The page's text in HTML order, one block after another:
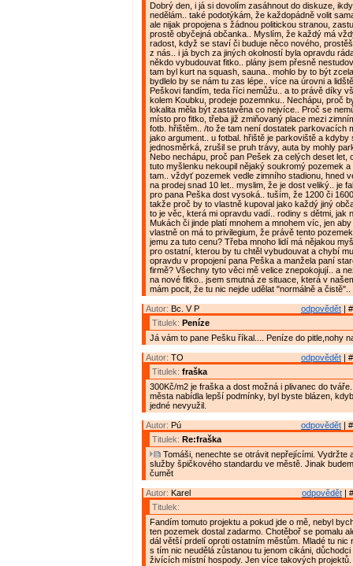
Dobrý den, i já si dovolím zasáhnout do diskuze,
nedělám.. také podotýkám, že každopádně volit
ale nijak propojena s žádnou politickou stranou,
prostě obyčejná občanka.. Myslím, že každý má
radost, když se staví či buduje něco nového,
z nás.. i já bych za jiných okolností byla opravdu
někdo vybudouvat fitko.. plány jsem přesně
tam byl kurt na squash, sauna.. mohlo by to být
bydlelo by se nám tu zas lépe.. více na úrovni a
Peškovi fandím, teda říci nemůžu.. a to právě díky
kolem Koubku, prodeje pozemnku.. Nechápu, proč
lokalita měla být zastavěna co nejvíce.. Proč se
místo pro fitko, třeba již zmiňovaný place mezi
fotb. hřištěm.. /to že tam není dostatek parkovacích
jako argument.. u fotbal. hřiště je parkoviště a kdyby
jednosměrká, zrušil se pruh trávy, auta by mohly
Nebo nechápu, proč pan Pešek za celých deset let,
tuto myšlenku nekoupil nějaký soukromý pozemek a
tam.. vždyť pozemek vedle zimního stadionu, hned
na prodej snad 10 let.. myslim, že je dost veliký.. je
pro pana Peška dost vysoká.. tuším, že 1200 či
takže proč by to vlastně kupoval jako každý jiný
to je věc, která mi opravdu vadí.. rodiny s dětmi, jak
Mukách či jinde platí mnohem a mnohem víc, jen
vlastně on má to privilegium, že právě tento
jemu za tuto cenu? Třeba mnoho lidí má nějakou
pro ostatní, kterou by tu chtěl vybudouvat a chybí
opravdu v propojení pana Peška a manžela paní
firmě? Všechny tyto věci mě velice znepokojují.. a
na nové fitko.. jsem smutná ze situace, která v
mám pocit, že tu nic nejde udělat "normálně a čistě"..
odpovědět |
Autor: Bc. V P
Titulek: Peníze
Já vám to pane Pešku říkal.... Peníze do pitle,nohy
odpovědět |
Autor: TO
Titulek: fraška
300Kč/m2 je fraška a dost možná i plivanec do
města nabídla lepší podmínky, byl byste blázen,
jedné nevyužil.
odpovědět |
Autor: Pú
Titulek: Re:fraška
Tomáši, nenechte se otrávit nepřejícími. Vydržte
služby špičkového standardu ve městě. Jinak
čumět
odpovědět |
Autor: Karel
Titulek:
Fandím tomuto projektu a pokud jde o mě, nebyl
ten pozemek dostal zadarmo. Chotěboř se pomalu
dál větší prdelí oproti ostatním městům. Mladé tu nic
s tím nic neudělá zůstanou tu jenom cikáni,
živících místní hospody. Jen více takových projektů.